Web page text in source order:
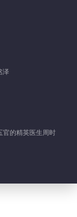
泽
官的精英医生周时